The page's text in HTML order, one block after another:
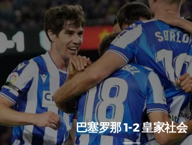
巴塞罗那 1-2 皇家社会